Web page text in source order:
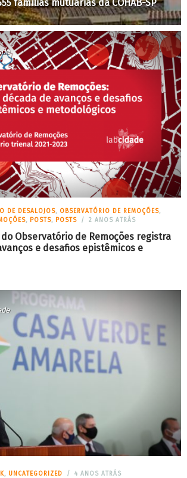
famílias mutuárias da COHAB-SP
DE DESALOJOS, OBSERVATÓRIO DE REMOÇÕES,
, POSTS, POSTS 2 ANOS ATRÁS
Observatório de Remoções registra
e desafios epistêmicos e
, UNCATEGORIZED 4 ANOS ATRÁS